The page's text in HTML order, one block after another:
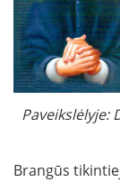
Paveikslėlyje:
Brangūs